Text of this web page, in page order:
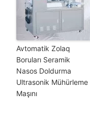
Avtomatik Zolaq
Boruları Seramik
Nasos Doldurma
Ultrasonik Mühürleme
Maşını